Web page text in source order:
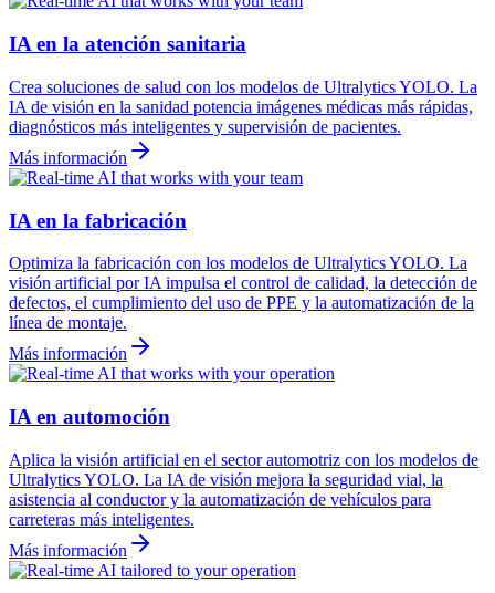
IA en la atención sanitaria
Crea soluciones de salud con los modelos de Ultralytics YOLO. La
IA de visión en la sanidad potencia imágenes médicas más rápidas,
diagnósticos más inteligentes y supervisión de pacientes.
Más información
IA en la fabricación
Optimiza la fabricación con los modelos de Ultralytics YOLO. La
visión artificial por IA impulsa el control de calidad, la detección de
defectos, el cumplimiento del uso de PPE y la automatización de la
línea de montaje.
Más información
IA en automoción
Aplica la visión artificial en el sector automotriz con los modelos de
Ultralytics YOLO. La IA de visión mejora la seguridad vial, la
asistencia al conductor y la automatización de vehículos para
carreteras más inteligentes.
Más información